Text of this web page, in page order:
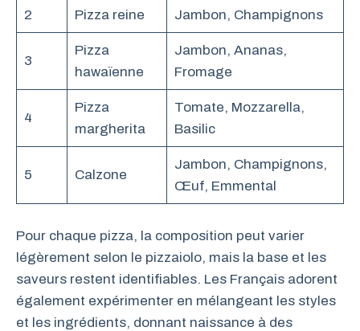
2 Pizza reine Jambon, Champignons
3
Pizza
hawaïenne
Jambon, Ananas,
Fromage
4
Pizza
margherita
Tomate, Mozzarella,
Basilic
5 Calzone
Jambon, Champignons,
Œuf, Emmental
Pour chaque pizza, la composition peut varier
légèrement selon le pizzaiolo, mais la base et les
saveurs restent identifiables. Les Français adorent
également expérimenter en mélangeant les styles
et les ingrédients, donnant naissance à des